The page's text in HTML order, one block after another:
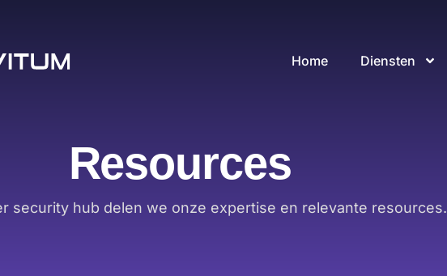
Home Diensten
Resources
security hub delen we onze expertise en relevante resources.